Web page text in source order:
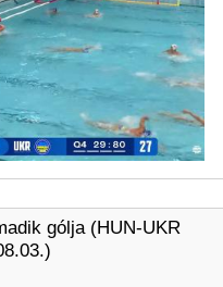
gólja (HUN-UKR